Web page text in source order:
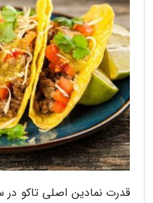
قدرت نمادین اصلی تاکو در